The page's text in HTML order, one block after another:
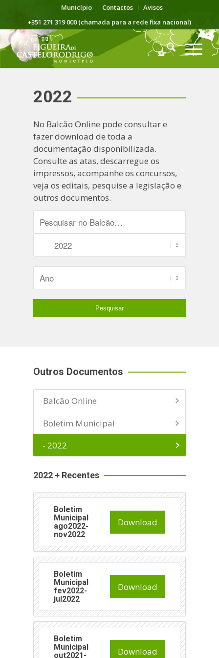
Município Contactos
Avisos
+351 271 319 000 (chamada para a rede fixa nacional)
2022
No Balcão Online pode consultar e
fazer download de toda a
documentação disponibilizada.
Consulte as atas, descarregue os
impressos, acompanhe os concursos,
veja os editais, pesquise a legislação e
outros documentos.
Outros Documentos
Balcão Online
Boletim Municipal
- 2022
2022 + Recentes
Boletim
Municipal
ago2022-
nov2022
Download
Boletim
Municipal
fev2022-
jul2022
Download
Boletim
Municipal
out2021-
Download